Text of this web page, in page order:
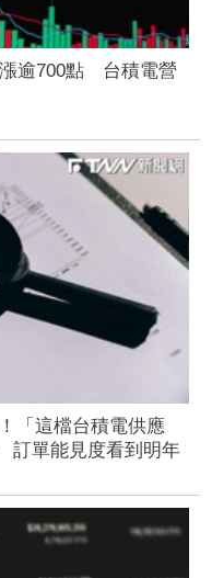
逾700點 台積電營
「這檔台積電供應
訂單能見度看到明年